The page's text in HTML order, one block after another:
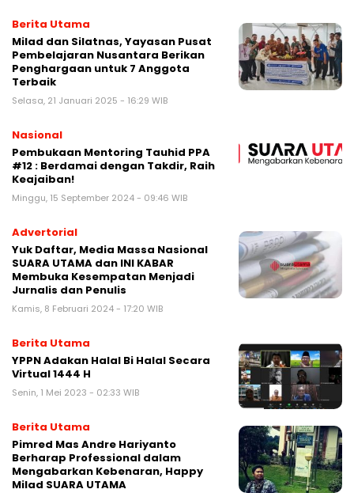
Berita Utama
Milad dan Silatnas, Yayasan Pusat
Pembelajaran Nusantara Berikan
Penghargaan untuk 7 Anggota
Terbaik
Selasa, 21 Januari 2025 - 16:29 WIB
Nasional
Pembukaan Mentoring Tauhid PPA
#12 : Berdamai dengan Takdir, Raih
Keajaiban!
Minggu, 15 September 2024 - 09:46 WIB
Advertorial
Yuk Daftar, Media Massa Nasional
SUARA UTAMA dan INI KABAR
Membuka Kesempatan Menjadi
Jurnalis dan Penulis
Kamis, 8 Februari 2024 - 17:20 WIB
Berita Utama
YPPN Adakan Halal Bi Halal Secara
Virtual 1444 H
Senin, 1 Mei 2023 - 02:33 WIB
Berita Utama
Pimred Mas Andre Hariyanto
Berharap Professional dalam
Mengabarkan Kebenaran, Happy
Milad SUARA UTAMA